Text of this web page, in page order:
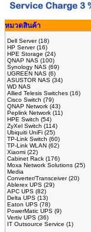
หมวดสินค้า
Dell Server(18)
HP Server(16)
HPE Storage (24)
QNAP NAS (100)
Synology NAS (69)
UGREEN NAS (6)
ASUSTOR NAS (34)
WD NAS
Allied Telesis Switches (16)
Cisco Switch (79)
QNAP Network (43)
Peplink Network (11)
HPE Switch (54)
ZyXel Switch (114)
Ubiquiti UniFi (25)
TP-Link Switch (60)
TP-Link WLAN (62)
Xiaomi (22)
Cabinet Rack (176)
Moxa Network Solutions (25)
Media
Converter/Transceiver(20)
Ablerex UPS (29)
APC UPS (82)
Delta UPS (13)
Eaton UPS (78)
PowerMatic UPS (9)
Vertiv UPS (36)
IT Outsource Service (1)